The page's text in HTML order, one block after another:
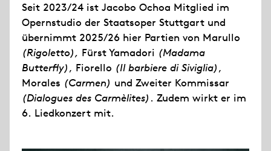
Seit 2023/24 ist Jacobo Ochoa Mitglied im
Opernstudio der Staatsoper Stuttgart und
übernimmt 2025/26 hier Partien von Marullo
(Rigoletto), Fürst Yamadori (Madama
Butterfly), Fiorello (Il barbiere di Siviglia),
Morales (Carmen) und Zweiter Kommissar
(Dialogues des Carmèlites) . Zudem wirkt er im
6. Liedkonzert mit.